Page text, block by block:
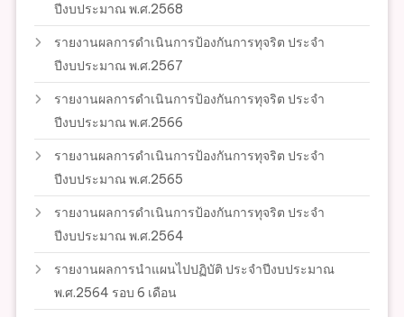
ปีงบประมาณ พ.ศ.2568
รายงานผลการดำเนินการป้องกันการทุจริต ประจำ
ปีงบประมาณ พ.ศ.2567
รายงานผลการดำเนินการป้องกันการทุจริต ประจำ
ปีงบประมาณ พ.ศ.2566
รายงานผลการดำเนินการป้องกันการทุจริต ประจำ
ปีงบประมาณ พ.ศ.2565
รายงานผลการดำเนินการป้องกันการทุจริต ประจำ
ปีงบประมาณ พ.ศ.2564
รายงานผลการนำแผนไปปฏิบัติ ประจำปีงบประมาณ
พ.ศ.2564 รอบ 6 เดือน